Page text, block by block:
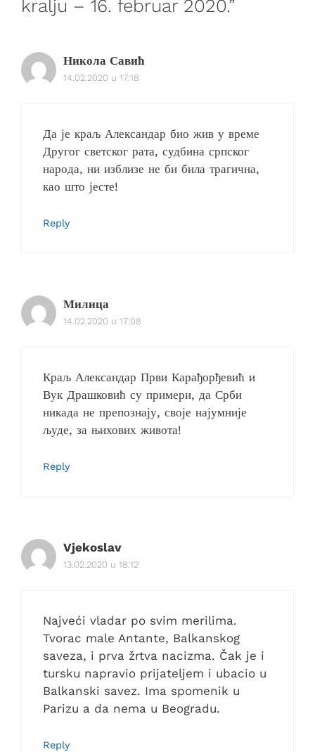
kralju – 16. februar 2020.”
Никола Савић
14.02.2020 u 17:18
Да је краљ Александар био жив у време
Другог светског рата, судбина српског
народа, ни изблизе не би била трагична,
као што јесте!
Reply
Милица
14.02.2020 u 17:08
Краљ Александар Први Карађорђевић и
Вук Драшковић су примери, да Срби
никада не препознају, своје најумније
људе, за њихових живота!
Reply
Vjekoslav
13.02.2020 u 18:12
Najveći vladar po svim merilima.
Tvorac male Antante, Balkanskog
saveza, i prva žrtva nacizma. Čak je i
tursku napravio prijateljem i ubacio u
Balkanski savez. Ima spomenik u
Parizu a da nema u Beogradu.
Reply